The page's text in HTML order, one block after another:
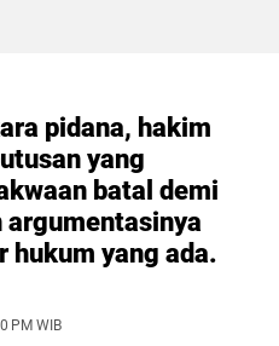
pidana, hakim
yang
batal demi
argumentasinya
hukum yang ada.
PM WIB